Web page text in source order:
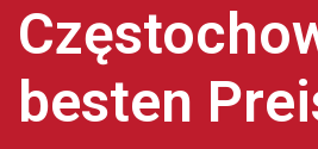
besten